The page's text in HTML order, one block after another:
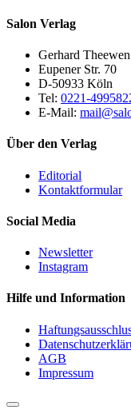
Salon Verlag
Gerhard Theewen
Eupener Str. 70
D-50933 Köln
Tel: 0221-
E-Mail:
Über den Verlag
Editorial
Kontaktformular
Social Media
Newsletter
Instagram
Hilfe und Information
AGB
Impressum